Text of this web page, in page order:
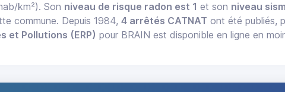
km²). Son niveau de risque radon est 1 et son niveau
commune. Depuis 1984,4 arrêtés CATNAT ont été publiés,
et Pollutions (ERP) pour BRAIN est disponible en ligne en